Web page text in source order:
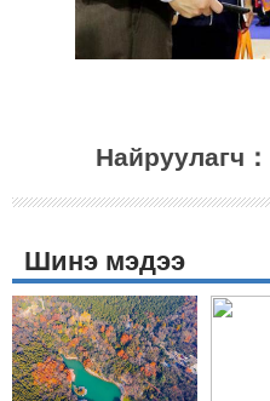
Найруулагч：
Шинэ мэдээ